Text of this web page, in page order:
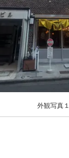
外観写真１